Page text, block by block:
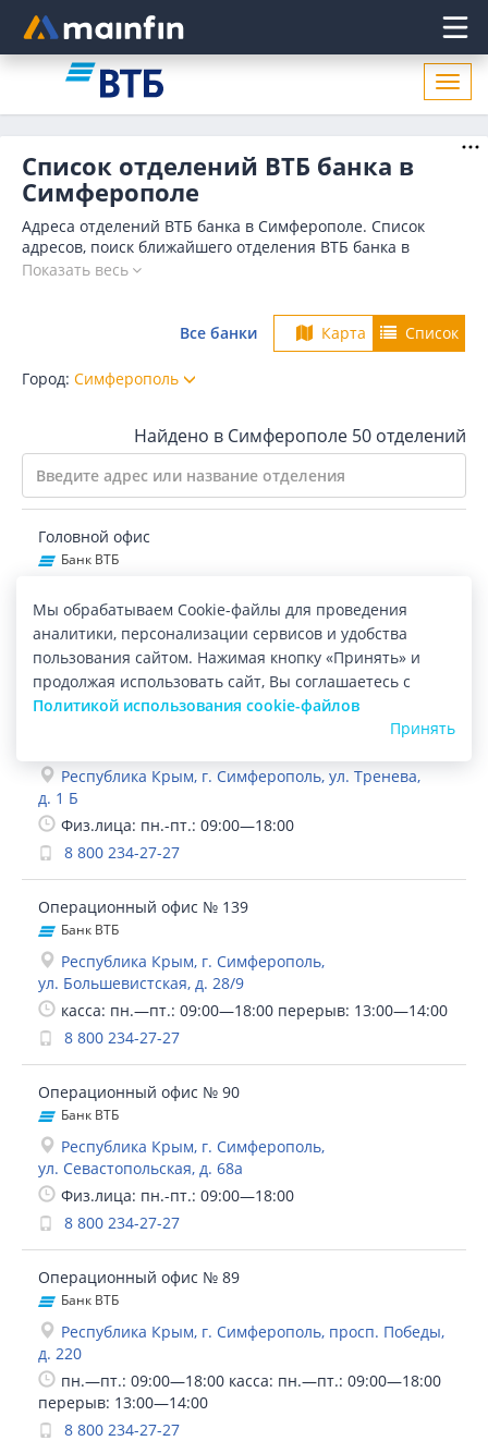
Главное меню
Список отделений ВТБ банка в
Симферополе
Адреса отделений ВТБ банка в Симферополе. Список
адресов, поиск ближайшего отделения ВТБ банка в
Симферополе по адресу, названию. Часы работы,
Показать весь
Все банки Карта Список
Город: Симферополь
Найдено в Симферополе 50 отделений
Головной офис
Банк ВТБ
60-летия СССР, д. 34
касса: пн.—пт.: 09:15—17:15
+7 (495) 1342974
Республика Крым, г. Симферополь, ул. Тренева,
д. 1 Б
Физ.лица: пн.-пт.: 09:00—18:00
8 800 234-27-27
Операционный офис № 139
Банк ВТБ
Республика Крым, г. Симферополь,
ул. Большевистская, д. 28/9
касса: пн.—пт.: 09:00—18:00 перерыв: 13:00—14:00
8 800 234-27-27
Операционный офис № 90
Банк ВТБ
Республика Крым, г. Симферополь,
ул. Севастопольская, д. 68а
Физ.лица: пн.-пт.: 09:00—18:00
8 800 234-27-27
Операционный офис № 89
Банк ВТБ
Республика Крым, г. Симферополь, просп. Победы,
д. 220
пн.—пт.: 09:00—18:00 касса: пн.—пт.: 09:00—18:00
перерыв: 13:00—14:00
8 800 234-27-27
Мы обрабатываем Cookie-файлы для проведения
аналитики, персонализации сервисов и удобства
пользования сайтом. Нажимая кнопку «Принять» и
продолжая использовать сайт, Вы соглашаетесь с
Политикой использования cookie-файлов
Принять